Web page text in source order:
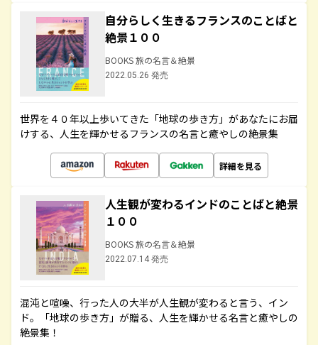
自分らしく生きるフランスのことばと
絶景１００
BOOKS 旅の名言＆絶景
2022.05.26 発売
世界を４０年以上歩いてきた「地球の歩き方」があなたにお届
けする、人生を輝かせるフランスの名言と癒やしの絶景集
詳細を見る
人生観が変わるインドのことばと絶景
１００
BOOKS 旅の名言＆絶景
2022.07.14 発売
混沌と喧噪、行った人の大半が人生観が変わると言う、イン
ド。「地球の歩き方」が贈る、人生を輝かせる名言と癒やしの
絶景集！